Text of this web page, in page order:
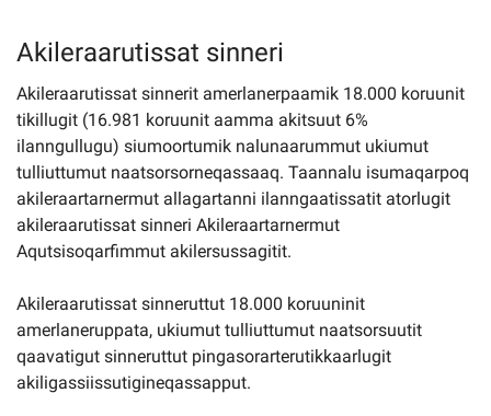
Akileraarutissat sinneri
Akileraarutissat sinnerit amerlanerpaamik 18.000 koruunit
tikillugit (16.981 koruunit aamma akitsuut 6%
ilanngullugu) siumoortumik nalunaarummut ukiumut
tulliuttumut naatsorsorneqassaaq. Taannalu isumaqarpoq
akileraartarnermut allagartanni ilanngaatissatit atorlugit
akileraarutissat sinneri Akileraartarnermut
Aqutsisoqarfimmut akilersussagitit.
Akileraarutissat sinneruttut 18.000 koruuninit
amerlaneruppata, ukiumut tulliuttumut naatsorsuutit
qaavatigut sinneruttut pingasorarterutikkaarlugit
akiligassiissutigineqassapput.